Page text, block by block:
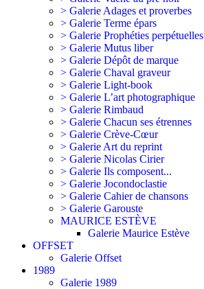
> Galerie Adages et proverbes
> Galerie Terme épars
> Galerie Prophéties perpétuelles
> Galerie Mutus liber
> Galerie Dépôt de marque
> Galerie Chaval graveur
> Galerie Light-book
> Galerie L’art photographique
> Galerie Rimbaud
> Galerie Chacun ses étrennes
> Galerie Crève-Cœur
> Galerie Art du reprint
> Galerie Nicolas Cirier
> Galerie Ils composent...
> Galerie Jocondoclastie
> Galerie Cahier de chansons
> Galerie Garouste
MAURICE ESTÈVE
Galerie Maurice Estève
OFFSET
Galerie Offset
1989
Galerie 1989